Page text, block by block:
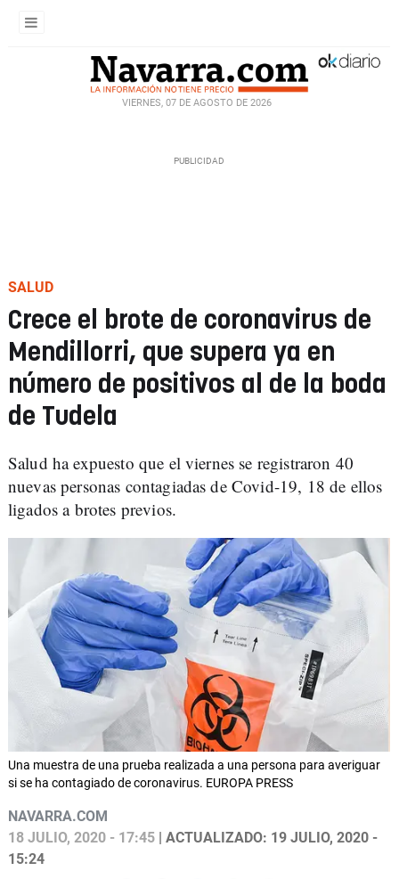
VIERNES, 07 DE AGOSTO DE 2026
SALUD
Crece el brote de coronavirus de
Mendillorri, que supera ya en
número de positivos al de la boda
de Tudela
Salud ha expuesto que el viernes se registraron 40
nuevas personas contagiadas de Covid-19, 18 de ellos
ligados a brotes previos.
Una muestra de una prueba realizada a una persona para averiguar
si se ha contagiado de coronavirus. EUROPA PRESS
NAVARRA.COM
18 JULIO, 2020 - 17:45 | ACTUALIZADO: 19 JULIO, 2020 -
15:24